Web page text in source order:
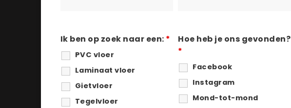
Ik ben op zoek naar een: *
PVC vloer
Laminaat vloer
Gietvloer
Tegelvloer
Hoe heb je ons gevonden?
*
Facebook
Instagram
Mond-tot-mond